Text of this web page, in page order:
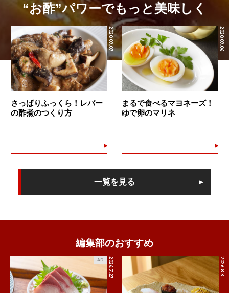
“お酢”パワーでもっと美味しく
2020.09.07
さっぱりふっくら！レバー
の酢煮のつくり方
2020.09.06
まるで食べるマヨネーズ！
ゆで卵のマリネ
一覧を見る
編集部のおすすめ
2026.7.27
AD 2026.8.8